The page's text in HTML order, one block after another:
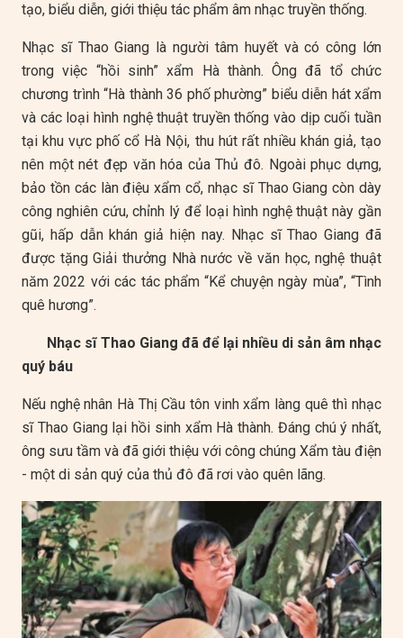
tạo, biểu diễn, giới thiệu tác phẩm âm nhạc truyền thống.
Nhạc sĩ Thao Giang là người tâm huyết và có công lớn
trong việc “hồi sinh” xẩm Hà thành. Ông đã tổ chức
chương trình “Hà thành 36 phố phường” biểu diễn hát xẩm
và các loại hình nghệ thuật truyền thống vào dịp cuối tuần
tại khu vực phố cổ Hà Nội, thu hút rất nhiều khán giả, tạo
nên một nét đẹp văn hóa của Thủ đô. Ngoài phục dựng,
bảo tồn các làn điệu xẩm cổ, nhạc sĩ Thao Giang còn dày
công nghiên cứu, chỉnh lý để loại hình nghệ thuật này gần
gũi, hấp dẫn khán giả hiện nay. Nhạc sĩ Thao Giang đã
được tặng Giải thưởng Nhà nước về văn học, nghệ thuật
năm 2022 với các tác phẩm “Kể chuyện ngày mùa”, “Tình
quê hương”.
Nhạc sĩ Thao Giang đã để lại nhiều di sản âm nhạc
quý báu
Nếu nghệ nhân Hà Thị Cầu tôn vinh xẩm làng quê thì nhạc
sĩ Thao Giang lại hồi sinh xẩm Hà thành. Đáng chú ý nhất,
ông sưu tầm và đã giới thiệu với công chúng Xẩm tàu điện
- một di sản quý của thủ đô đã rơi vào quên lãng.